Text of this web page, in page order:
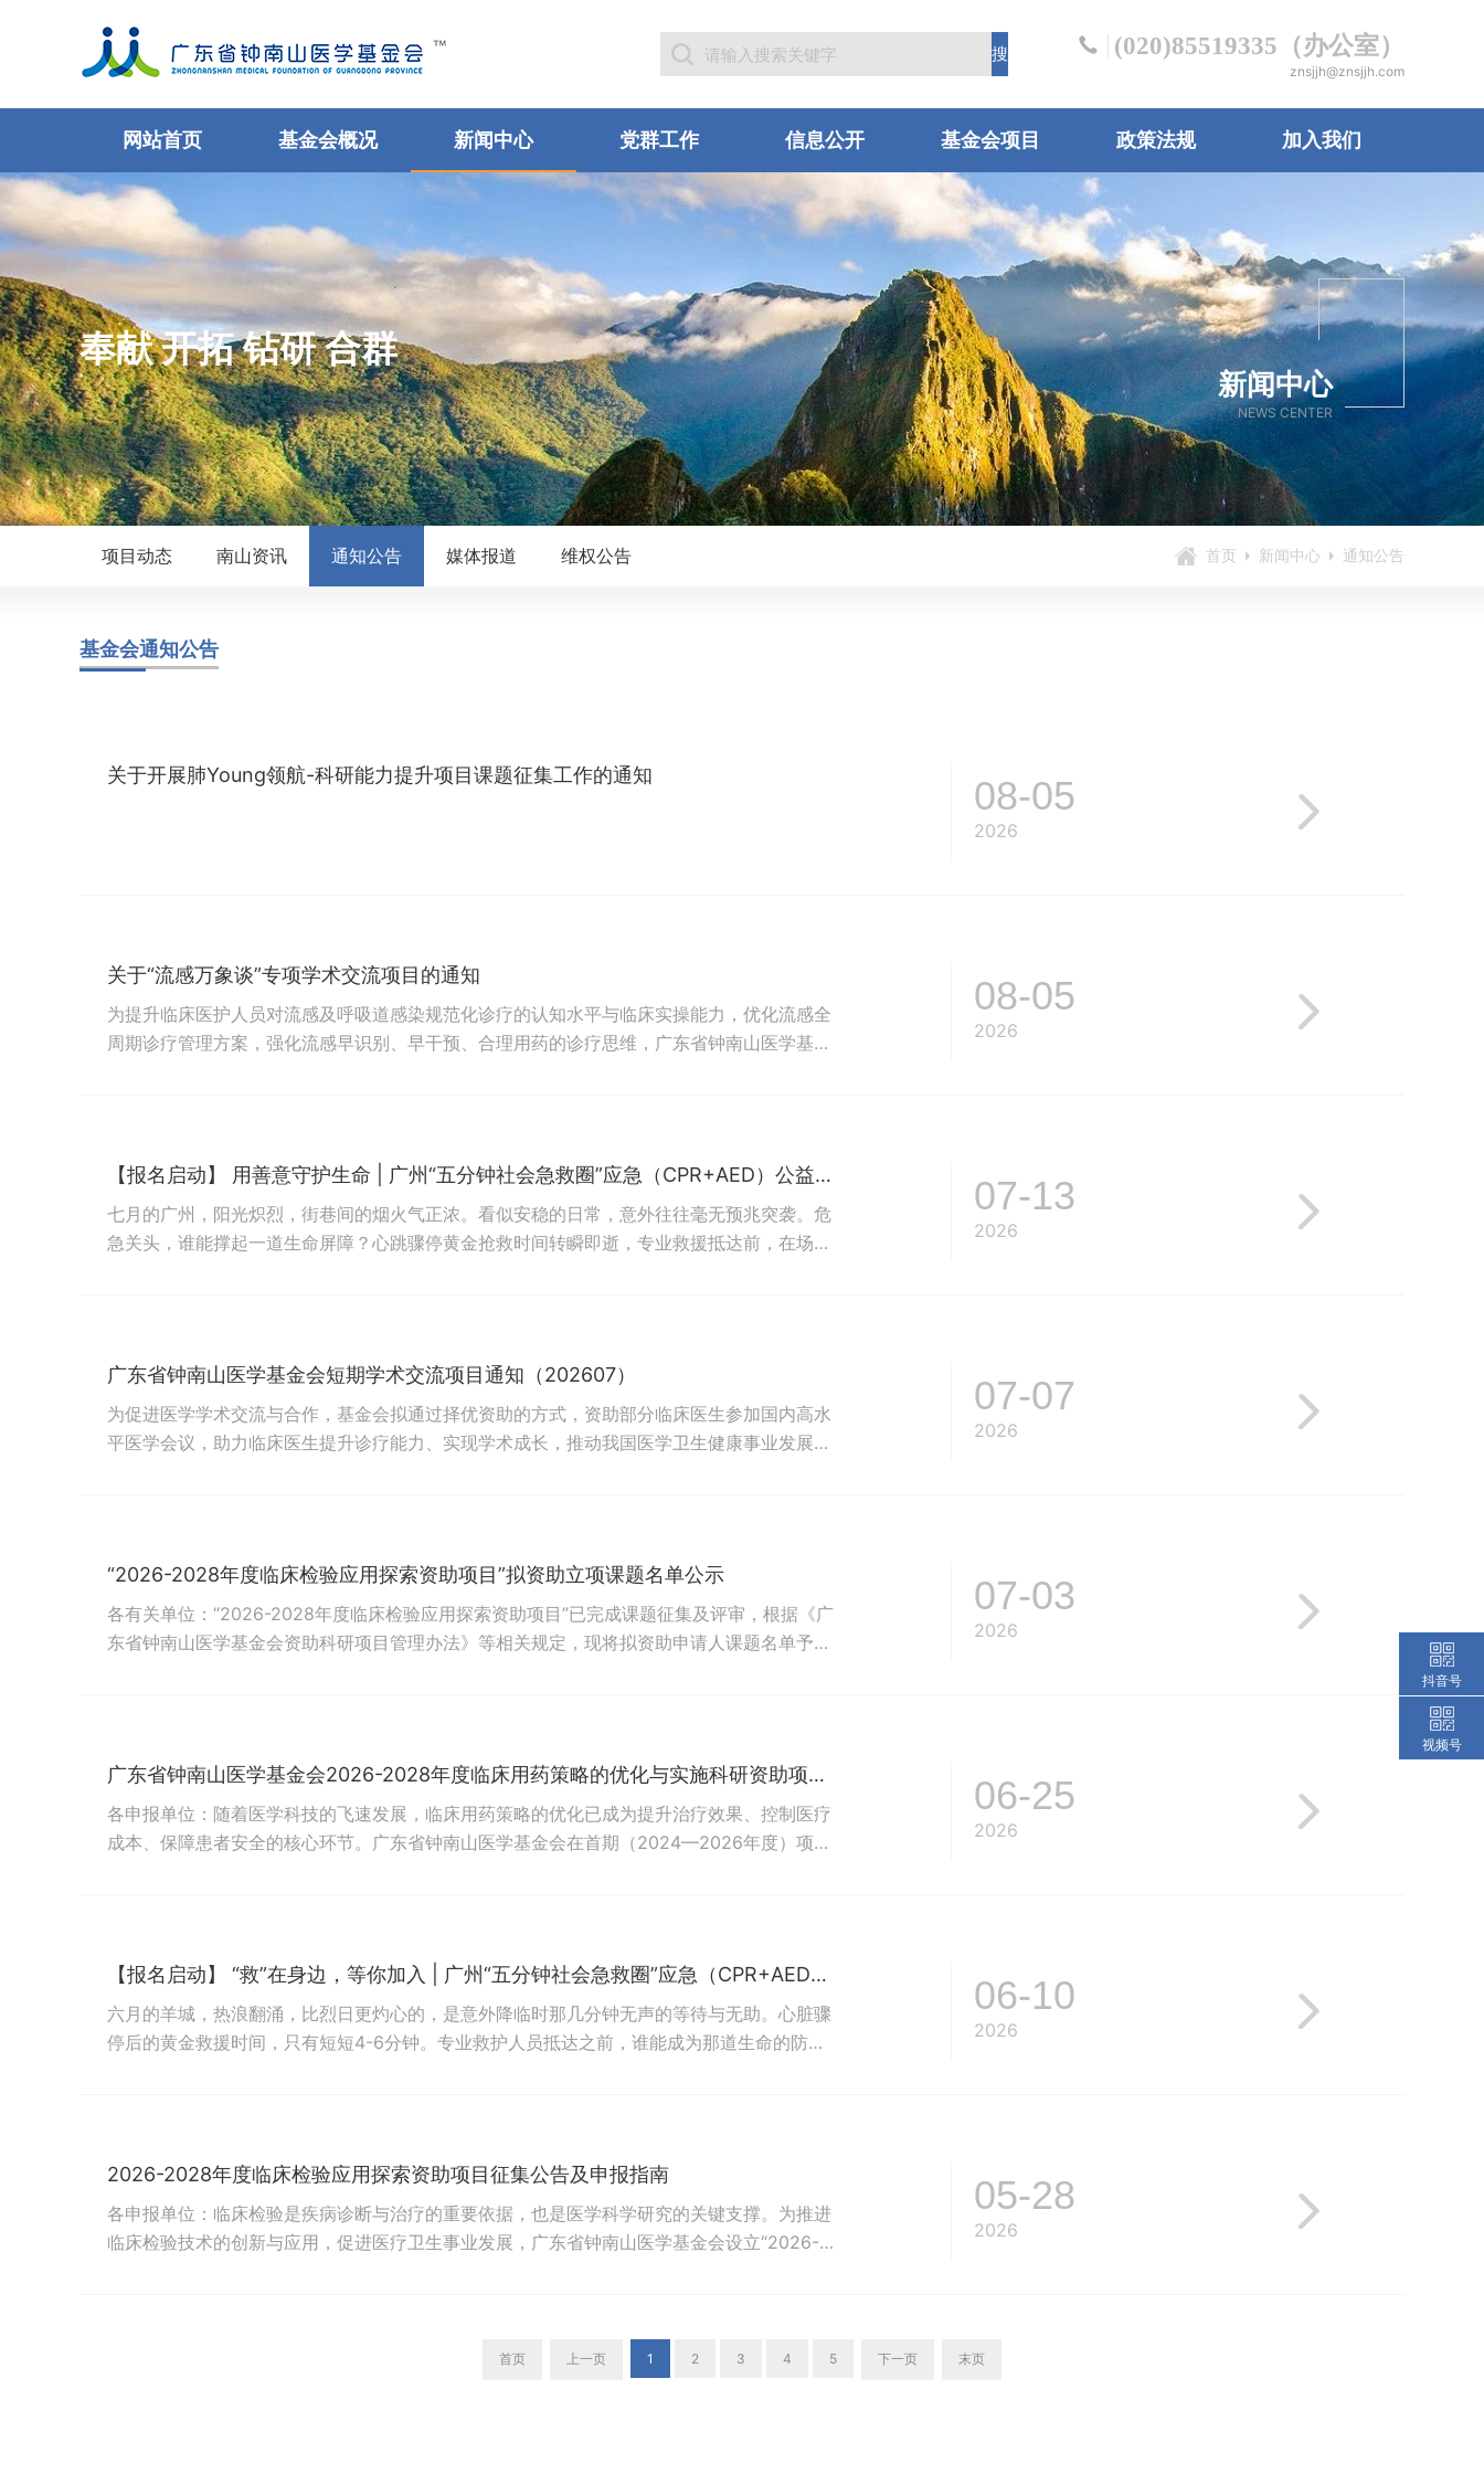
(020)85519335（办公室）
znsjjh@znsjjh.com
网站首页 基金会概况 新闻中心 党群工作 信息公开 基金会项目 政策法规 加入我们
奉献 开拓 钻研 合群
新闻中心
NEWS CENTER
项目动态 南山资讯 通知公告 媒体报道 维权公告 首页 新闻中心 通知公告
基金会通知公告
关于开展肺Young领航-科研能力提升项目课题征集工作的通知 08-05
2026
关于“流感万象谈”专项学术交流项目的通知
为提升临床医护人员对流感及呼吸道感染规范化诊疗的认知水平与临床实操能力，优化流感全
周期诊疗管理方案，强化流感早识别、早干预、合理用药的诊疗思维，广东省钟南山医学基金
08-05
2026
【报名启动】 用善意守护生命 | 广州“五分钟社会急救圈”应急（CPR+AED）公益培训第十五期邀您加入！
七月的广州，阳光炽烈，街巷间的烟火气正浓。看似安稳的日常，意外往往毫无预兆突袭。危
急关头，谁能撑起一道生命屏障？心跳骤停黄金抢救时间转瞬即逝，专业救援抵达前，在场懂
07-13
2026
广东省钟南山医学基金会短期学术交流项目通知（202607）
为促进医学学术交流与合作，基金会拟通过择优资助的方式，资助部分临床医生参加国内高水
平医学会议，助力临床医生提升诊疗能力、实现学术成长，推动我国医学卫生健康事业发展。
07-07
2026
“2026-2028年度临床检验应用探索资助项目”拟资助立项课题名单公示
各有关单位：“2026-2028年度临床检验应用探索资助项目”已完成课题征集及评审，根据《广
东省钟南山医学基金会资助科研项目管理办法》等相关规定，现将拟资助申请人课题名单予以
07-03
2026
广东省钟南山医学基金会2026-2028年度临床用药策略的优化与实施科研资助项目课题征集公告
各申报单位：随着医学科技的飞速发展，临床用药策略的优化已成为提升治疗效果、控制医疗
成本、保障患者安全的核心环节。广东省钟南山医学基金会在首期（2024—2026年度）项目
06-25
2026
【报名启动】 “救”在身边，等你加入 | 广州“五分钟社会急救圈”应急（CPR+AED）公益培训第十四期火热招募中！
六月的羊城，热浪翻涌，比烈日更灼心的，是意外降临时那几分钟无声的等待与无助。心脏骤
停后的黄金救援时间，只有短短4-6分钟。专业救护人员抵达之前，谁能成为那道生命的防
06-10
2026
2026-2028年度临床检验应用探索资助项目征集公告及申报指南
各申报单位：临床检验是疾病诊断与治疗的重要依据，也是医学科学研究的关键支撑。为推进
临床检验技术的创新与应用，促进医疗卫生事业发展，广东省钟南山医学基金会设立“2026-
05-28
2026
首页 上一页 1 2 3 4 5 下一页 末页
抖音号
视频号